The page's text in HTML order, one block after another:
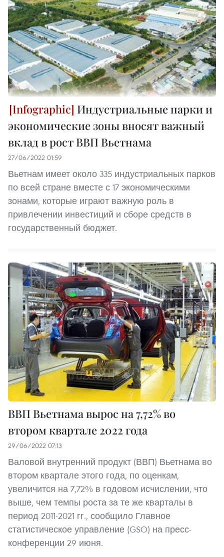
Индустриальные парки и
экономические зоны вносят важный
вклад в рост ВВП Вьетнама
27/06/2022 01:59
Вьетнам имеет около 335 индустриальных парков
по всей стране вместе с 17 экономическими
зонами, которые играют важную роль в
привлечении инвестиций и сборе средств в
государственный бюджет.
ВВП Вьетнама вырос на 7,72% во
втором квартале 2022 года
29/06/2022 07:13
Валовой внутренний продукт (ВВП) Вьетнама во
втором квартале этого года, по оценкам,
увеличится на 7,72% в годовом исчислении, что
выше, чем темпы роста за те же кварталы в
период 2011-2021 гг., сообщило Главное
статистическое управление (GSO) на пресс-
конференции 29 июня.